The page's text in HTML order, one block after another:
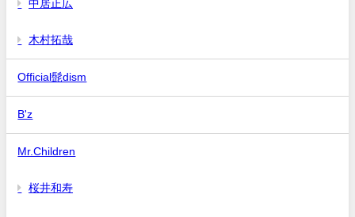
中居正広
木村拓哉
Official髭dism
B'z
Mr.Children
桜井和寿